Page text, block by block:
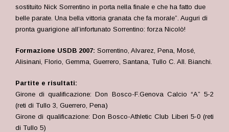
sostituito Nick Sorrentino in porta nella finale e che ha fatto due
belle parate. Una bella vittoria granata che fa morale”. Auguri di
pronta guarigione all’infortunato Sorrentino: forza Nicolò!
Formazione USDB 2007: Sorrentino, Alvarez, Pena, Mosé,
Alisinani, Florio, Gemma, Guerrero, Santana, Tullo C. All. Bianchi.
Partite e risultati:
Girone di qualificazione: Don Bosco-F.Genova Calcio “A” 5-2
(reti di Tullo 3, Guerrero, Pena)
Girone di qualificazione: Don Bosco-Athletic Club Liberi 5-0 (reti
di Tullo 5)